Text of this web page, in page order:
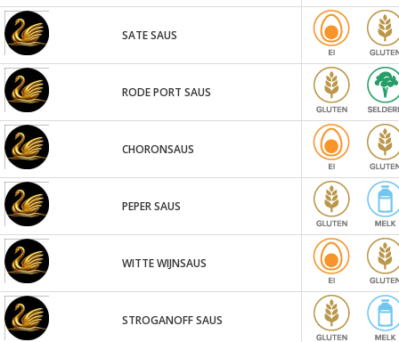
SATE SAUS
RODE PORT SAUS
CHORONSAUS
PEPER SAUS
WITTE WIJNSAUS
STROGANOFF SAUS